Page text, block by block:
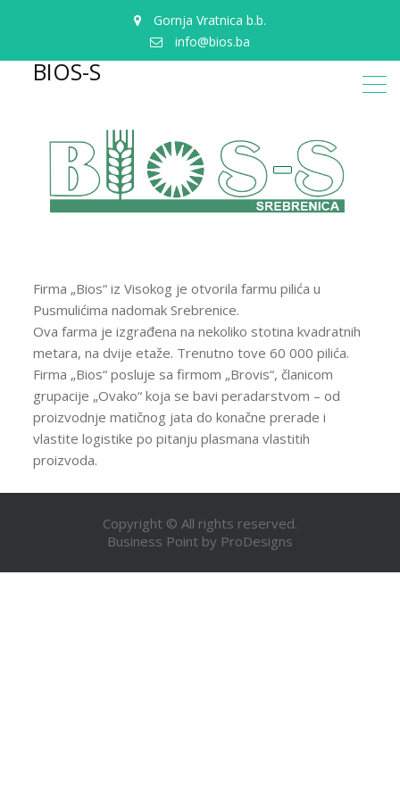
Gornja Vratnica b.b.
info@bios.ba
BIOS-S
Firma „Bios“ iz Visokog je otvorila farmu pilića u
Pusmulićima nadomak Srebrenice.
Ova farma je izgrađena na nekoliko stotina kvadratnih
metara, na dvije etaže. Trenutno tove 60 000 pilića.
Firma „Bios“ posluje sa firmom „Brovis“, članicom
grupacije „Ovako“ koja se bavi peradarstvom – od
proizvodnje matičnog jata do konačne prerade i
vlastite logistike po pitanju plasmana vlastitih
proizvoda.
Copyright © All rights reserved.
Business Point by ProDesigns